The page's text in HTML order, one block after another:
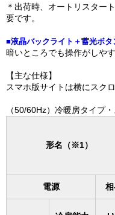
＊出荷時、オートリスター
要です。
■液晶バックライト＋蓄光ボタ
暗いところでも操作がしや
【主な仕様】
スマホ版サイトは横にスク
（50/60Hz）冷暖房タイプ
形名（※1）
電源